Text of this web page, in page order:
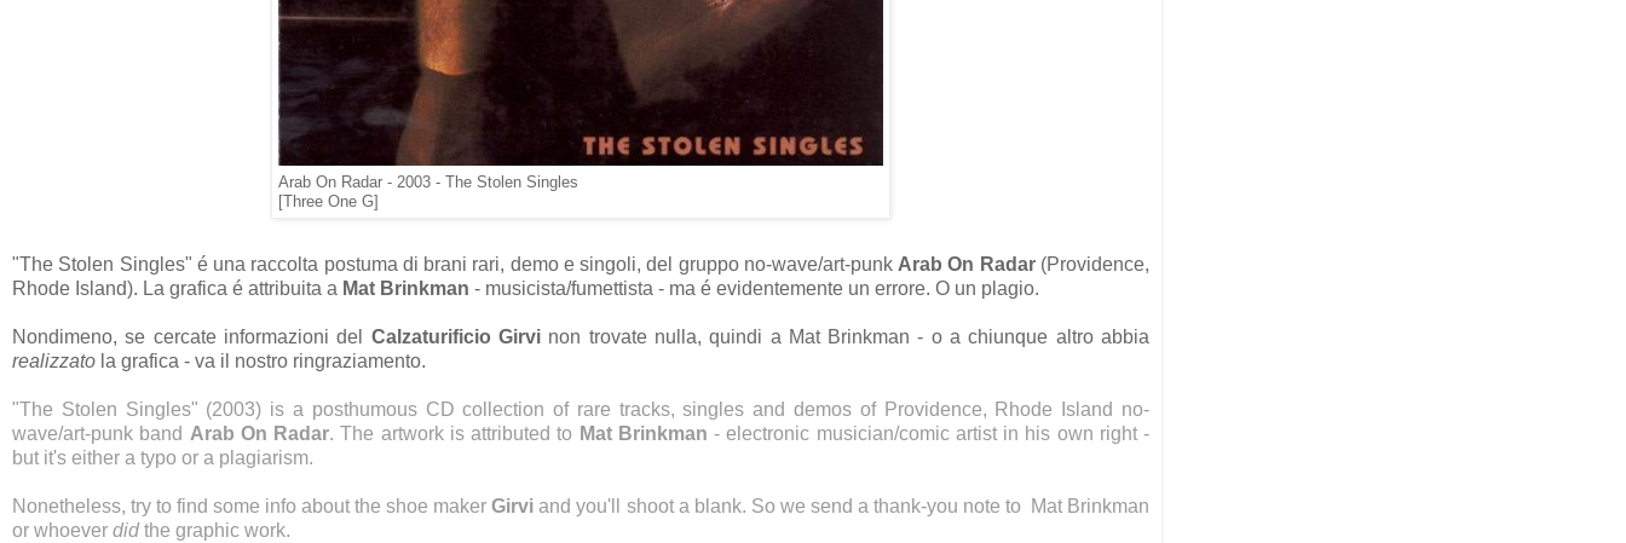
Arab On Radar - 2003 - The Stolen Singles
[Three One G]
"The Stolen Singles" é una raccolta postuma di brani rari, demo e singoli, del gruppo no-wave/art-punk Arab On Radar(Providence,
Rhode Island). La grafica é attribuita a Mat Brinkman - musicista/fumettista - ma é evidentemente un errore. O un plagio.
Nondimeno, se cercate informazioni del Calzaturificio Girvinon trovate nulla, quindi a Mat Brinkman - o a chiunque altro abbia
realizzato la grafica - va il nostro ringraziamento.
"The Stolen Singles" (2003) is a posthumous CD collection of rare tracks, singles and demos of Providence, Rhode Island no-
wave/art-punk band Arab On Radar. The artwork is attributed to Mat Brinkman - electronic musician/comic artist in his own right -
but it's either a typo or a plagiarism.
Nonetheless, try to find some info about the shoe makerGirvi and you'll shoot a blank. So we send a thank-you note to Mat Brinkman
or whoever didthe graphic work.